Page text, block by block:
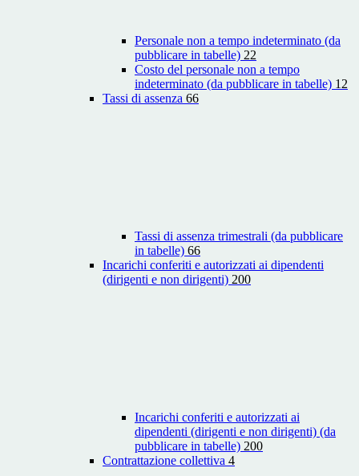
Personale non a tempo indeterminato (da
pubblicare in tabelle) 22
Costo del personale non a tempo
indeterminato (da pubblicare in tabelle) 12
Tassi di assenza 66
Tassi di assenza trimestrali (da pubblicare
in tabelle) 66
Incarichi conferiti e autorizzati ai dipendenti
(dirigenti e non dirigenti) 200
Incarichi conferiti e autorizzati ai
dipendenti (dirigenti e non dirigenti) (da
pubblicare in tabelle) 200
Contrattazione collettiva 4